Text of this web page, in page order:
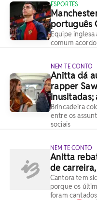
ESPORTES
português
Equipe
comum acordo
NEM TE CONTO
Anitta dá
rapper
inusitadas;
Brincadeira
entre os
sociais
NEM TE CONTO
Anitta
de
Cantora tem
porque os
foram